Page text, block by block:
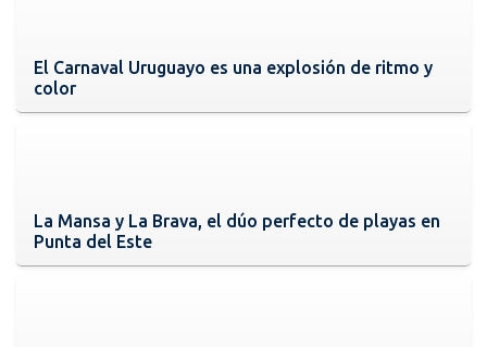
El Carnaval Uruguayo es una explosión de ritmo y
color
La Mansa y La Brava, el dúo perfecto de playas en
Punta del Este